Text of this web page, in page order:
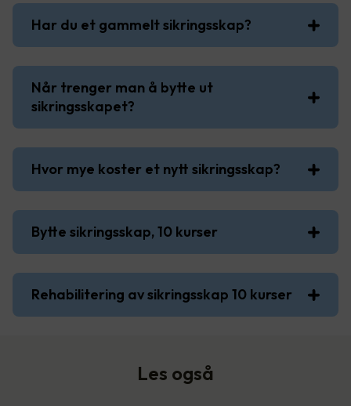
Har du et gammelt sikringsskap?
Når trenger man å bytte ut
sikringsskapet?
Hvor mye koster et nytt sikringsskap?
Bytte sikringsskap, 10 kurser
Rehabilitering av sikringsskap 10 kurser
Les også